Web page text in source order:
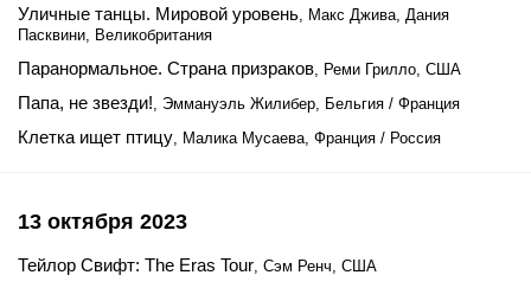
Уличные танцы. Мировой уровень, Макс Джива, Дания
Пасквини, Великобритания
Паранормальное. Страна призраков, Реми Грилло, США
Папа, не звезди!, Эммануэль Жилибер, Бельгия / Франция
Клетка ищет птицу, Малика Мусаева, Франция / Россия
13 октября 2023
Тейлор Свифт: The Eras Tour, Сэм Ренч, США